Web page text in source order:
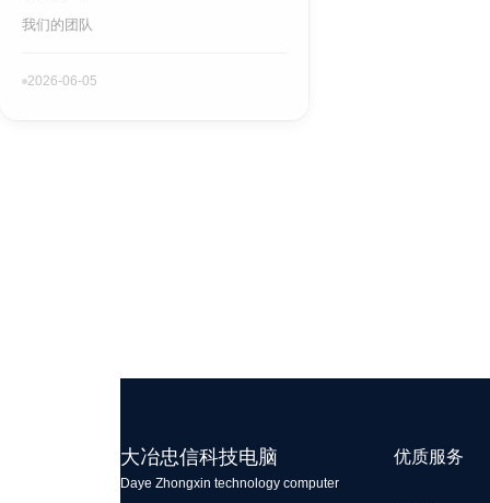
我们的团队
2026-06-05
大冶忠信科技电脑
Daye Zhongxin technology computer
优质服务